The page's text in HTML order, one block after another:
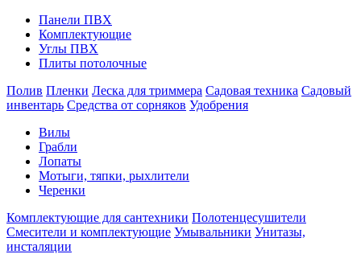
Панели ПВХ
Комплектующие
Углы ПВХ
Плиты потолочные
Полив Пленки Леска для триммера Садовая техника Садовый
инвентарь Средства от сорняков Удобрения
Вилы
Грабли
Лопаты
Мотыги, тяпки, рыхлители
Черенки
Комплектующие для сантехники Полотенцесушители
Смесители и комплектующие Умывальники Унитазы,
инсталяции